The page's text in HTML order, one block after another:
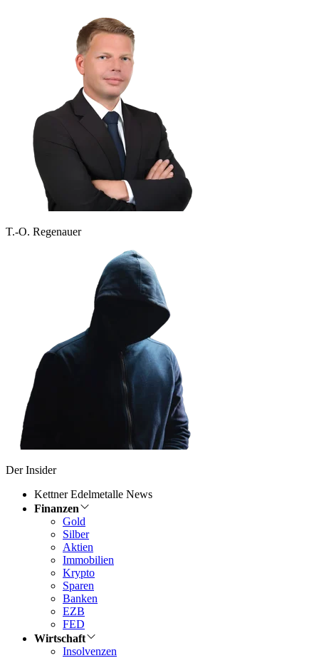
T.-O. Regenauer
Der Insider
Kettner Edelmetalle News
Finanzen
Gold
Silber
Aktien
Immobilien
Krypto
Sparen
Banken
EZB
FED
Wirtschaft
Insolvenzen